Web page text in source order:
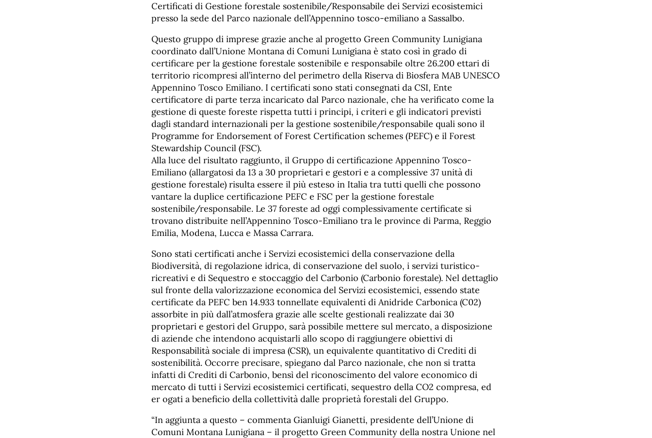
Certificati di Gestione forestale sostenibile/Responsabile dei Servizi ecosistemici
presso la sede del Parco nazionale dell’Appennino tosco-emiliano a Sassalbo.
Questo gruppo di imprese grazie anche al progetto Green Community Lunigiana
coordinato dall’Unione Montana di Comuni Lunigiana è stato così in grado di
certificare per la gestione forestale sostenibile e responsabile oltre 26.200 ettari di
territorio ricompresi all’interno del perimetro della Riserva di Biosfera MAB UNESCO
Appennino Tosco Emiliano. I certificati sono stati consegnati da CSI, Ente
certificatore di parte terza incaricato dal Parco nazionale, che ha verificato come la
gestione di queste foreste rispetta tutti i principi, i criteri e gli indicatori previsti
dagli standard internazionali per la gestione sostenibile/responsabile quali sono il
Programme for Endorsement of Forest Certification schemes (PEFC) e il Forest
Stewardship Council (FSC).
Alla luce del risultato raggiunto, il Gruppo di certificazione Appennino Tosco-
Emiliano (allargatosi da 13 a 30 proprietari e gestori e a complessive 37 unità di
gestione forestale) risulta essere il più esteso in Italia tra tutti quelli che possono
vantare la duplice certificazione PEFC e FSC per la gestione forestale
sostenibile/responsabile. Le 37 foreste ad oggi complessivamente certificate si
trovano distribuite nell’Appennino Tosco-Emiliano tra le province di Parma, Reggio
Emilia, Modena, Lucca e Massa Carrara.
Sono stati certificati anche i Servizi ecosistemici della conservazione della
Biodiversità, di regolazione idrica, di conservazione del suolo, i servizi turistico-
ricreativi e di Sequestro e stoccaggio del Carbonio (Carbonio forestale). Nel dettaglio
sul fronte della valorizzazione economica del Servizi ecosistemici, essendo state
certificate da PEFC ben 14.933 tonnellate equivalenti di Anidride Carbonica (C02)
assorbite in più dall’atmosfera grazie alle scelte gestionali realizzate dai 30
proprietari e gestori del Gruppo, sarà possibile mettere sul mercato, a disposizione
di aziende che intendono acquistarli allo scopo di raggiungere obiettivi di
Responsabilità sociale di impresa (CSR), un equivalente quantitativo di Crediti di
sostenibilità. Occorre precisare, spiegano dal Parco nazionale, che non si tratta
infatti di Crediti di Carbonio, bensì del riconoscimento del valore economico di
mercato di tutti i Servizi ecosistemici certificati, sequestro della CO2 compresa, ed
er ogati a beneficio della collettività dalle proprietà forestali del Gruppo.
“In aggiunta a questo – commenta Gianluigi Gianetti, presidente dell’Unione di
Comuni Montana Lunigiana – il progetto Green Community della nostra Unione nel